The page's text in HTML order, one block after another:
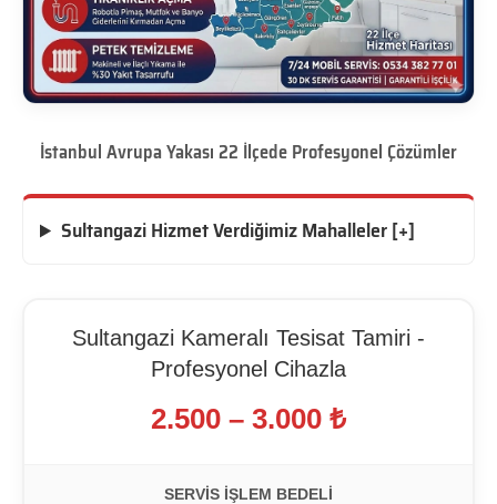
İstanbul Avrupa Yakası 22 İlçede Profesyonel Çözümler
Sultangazi Hizmet Verdiğimiz Mahalleler [+]
Sultangazi Kameralı Tesisat Tamiri -
Profesyonel Cihazla
2.500 – 3.000 ₺
SERVIS İŞLEM BEDELI